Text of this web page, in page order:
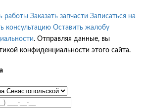
работы Заказать запчасти Записаться на
консультацию Оставить жалобу
. Отправляя данные, вы
конфиденциальности этого сайта.